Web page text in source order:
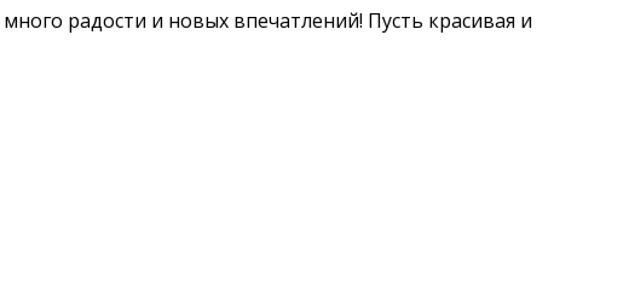
радости и новых впечатлений! Пусть красивая и